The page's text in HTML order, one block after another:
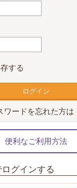
する
ワードを忘れた方は
便利なご利用方法
グインする